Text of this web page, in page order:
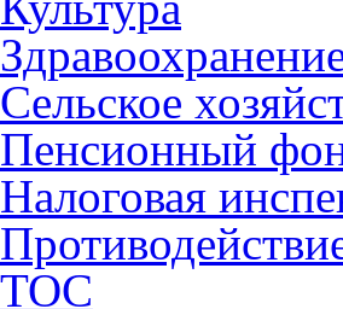
Сельское
Пенсионный
Налоговая
ТОС